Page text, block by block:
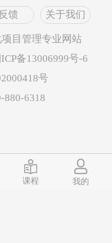
课程 我的
反馈 关于我们
目管理专业网站
备13006999号-6
号
880-6318